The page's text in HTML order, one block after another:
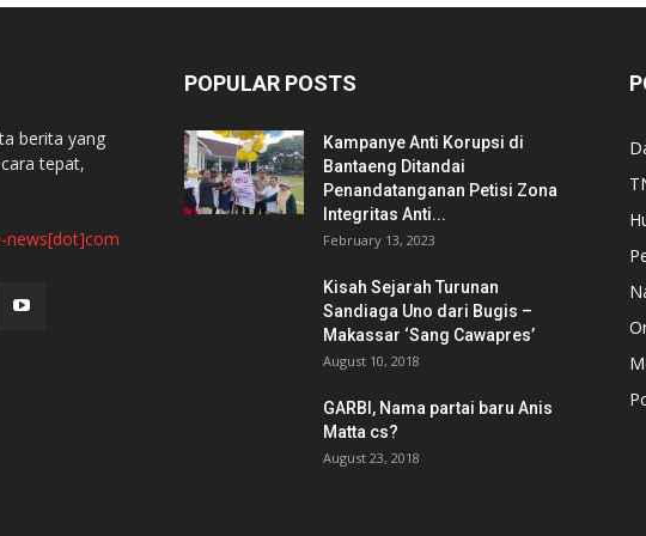
berita yang
tepat,
news[dot]com
POPULAR POSTS
Kampanye Anti Korupsi di
Bantaeng Ditandai
Penandatanganan Petisi Zona
Integritas Anti...
February 13, 2023
Kisah Sejarah Turunan
Sandiaga Uno dari Bugis –
Makassar ‘Sang Cawapres’
August 10, 2018
GARBI, Nama partai baru Anis
Matta cs?
August 23, 2018